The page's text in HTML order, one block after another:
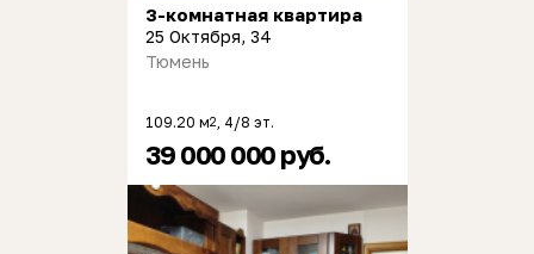
3-комнатная квартира
25 Октября, 34
Тюмень
109.20 м2 , 4/8 эт.
39 000 000 руб.